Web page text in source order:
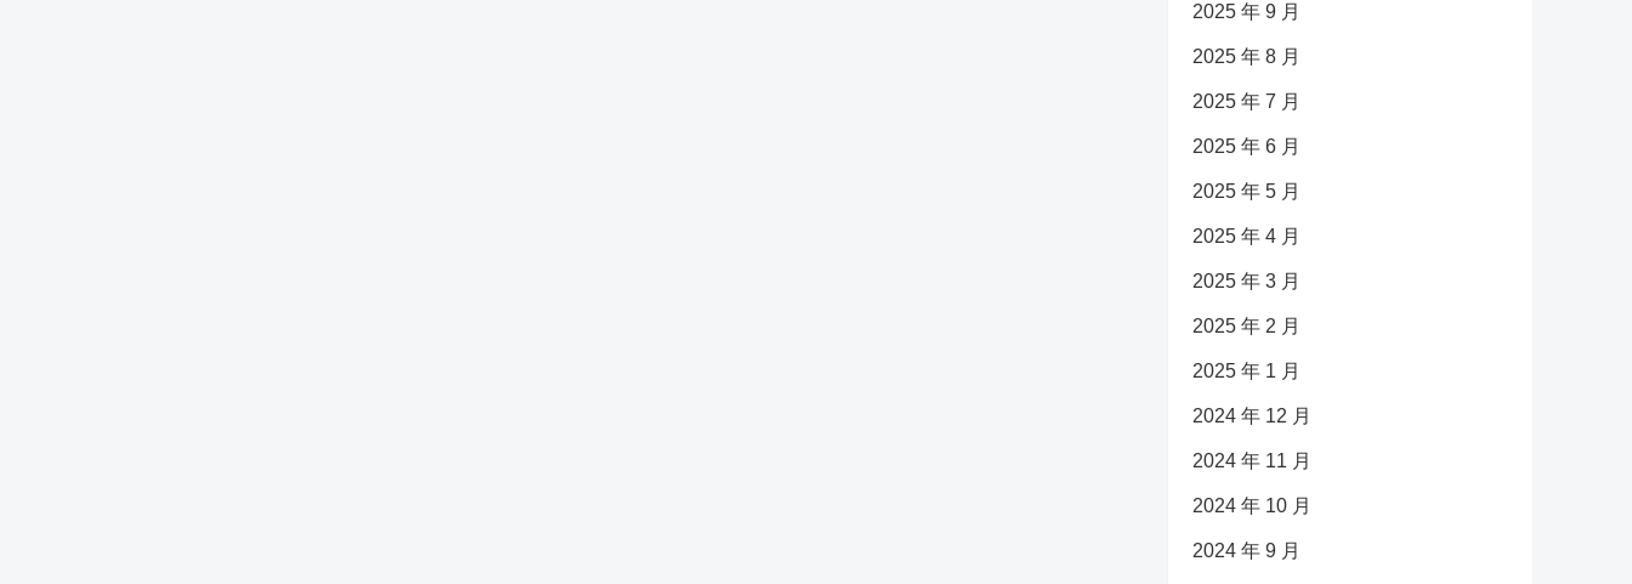
2025 年 9 月
2025 年 8 月
2025 年 7 月
2025 年 6 月
2025 年 5 月
2025 年 4 月
2025 年 3 月
2025 年 2 月
2025 年 1 月
2024 年 12 月
2024 年 11 月
2024 年 10 月
2024 年 9 月